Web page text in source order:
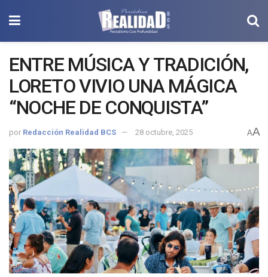
ENTRE MÚSICA Y TRADICIÓN,
LORETO VIVIO UNA MÁGICA
“NOCHE DE CONQUISTA”
por Redacción Realidad BCS 28 octubre, 2025 AA